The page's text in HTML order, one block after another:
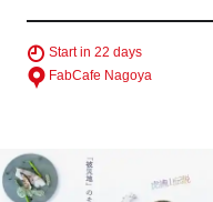
Start in 22 days
FabCafe Nagoya